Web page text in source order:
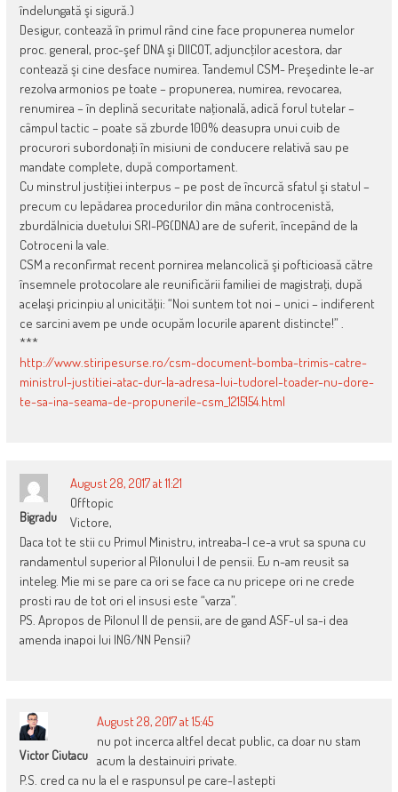
îndelungată şi sigură.)
Desigur, contează în primul rând cine face propunerea numelor
proc. general, proc-şef DNA şi DIICOT, adjuncţilor acestora, dar
contează şi cine desface numirea. Tandemul CSM- Preşedinte le-ar
rezolva armonios pe toate – propunerea, numirea, revocarea,
renumirea – în deplină securitate naţională, adică forul tutelar –
câmpul tactic – poate să zburde 100% deasupra unui cuib de
procurori subordonaţi în misiuni de conducere relativă sau pe
mandate complete, după comportament.
Cu minstrul justiţiei interpus – pe post de încurcă sfatul şi statul –
precum cu lepădarea procedurilor din mâna controcenistă,
zburdălnicia duetului SRI-PG(DNA) are de suferit, începând de la
Cotroceni la vale.
CSM a reconfirmat recent pornirea melancolică şi pofticioasă către
însemnele protocolare ale reunificării familiei de magistraţi, după
acelaşi pricinpiu al unicităţii: “Noi suntem tot noi – unici – indiferent
ce sarcini avem pe unde ocupăm locurile aparent distincte!” .
***
http://www.stiripesurse.ro/csm-document-bomba-trimis-catre-
ministrul-justitiei-atac-dur-la-adresa-lui-tudorel-toader-nu-dore-
te-sa-ina-seama-de-propunerile-csm_1215154.html
Bigradu
August 28, 2017 at 11:21
Offtopic
Victore,
Daca tot te stii cu Primul Ministru, intreaba-l ce-a vrut sa spuna cu
randamentul superior al Pilonului I de pensii. Eu n-am reusit sa
inteleg. Mie mi se pare ca ori se face ca nu pricepe ori ne crede
prosti rau de tot ori el insusi este “varza”.
PS. Apropos de Pilonul II de pensii, are de gand ASF-ul sa-i dea
amenda inapoi lui ING/NN Pensii?
Victor Ciutacu
August 28, 2017 at 15:45
nu pot incerca altfel decat public, ca doar nu stam
acum la destainuiri private.
P.S. cred ca nu la el e raspunsul pe care-l astepti